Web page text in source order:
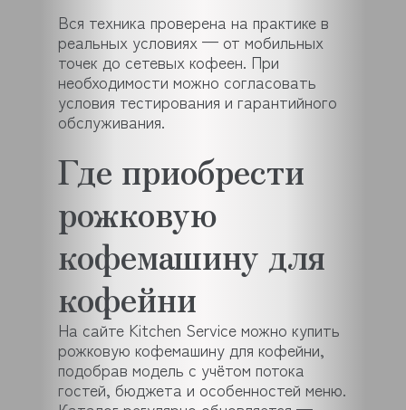
Вся техника проверена на практике в
реальных условиях — от мобильных
точек до сетевых кофеен. При
необходимости можно согласовать
условия тестирования и гарантийного
обслуживания.
Где приобрести
рожковую
кофемашину для
кофейни
На сайте Kitchen Service можно купить
рожковую кофемашину для кофейни,
подобрав модель с учётом потока
гостей, бюджета и особенностей меню.